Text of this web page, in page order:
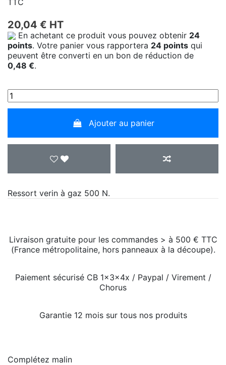
20,04 € HT
En achetant ce produit vous pouvez obtenir 24
points. Votre panier vous rapportera 24 points qui
peuvent être converti en un bon de réduction de
0,48 €.
Ajouter au panier
Ressort verin à gaz 500 N.
Livraison gratuite pour les commandes > à 500 € TTC
(France métropolitaine, hors panneaux à la découpe).
Paiement sécurisé CB 1x3x4x / Paypal / Virement /
Chorus
Garantie 12 mois sur tous nos produits
Complétez malin